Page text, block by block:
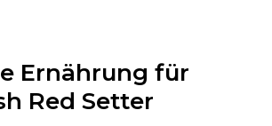
Ernährung für
Red Setter